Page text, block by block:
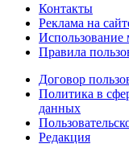
Контакты
Реклама на
Использование
Правила
Договор
Политика в
данных
Редакция